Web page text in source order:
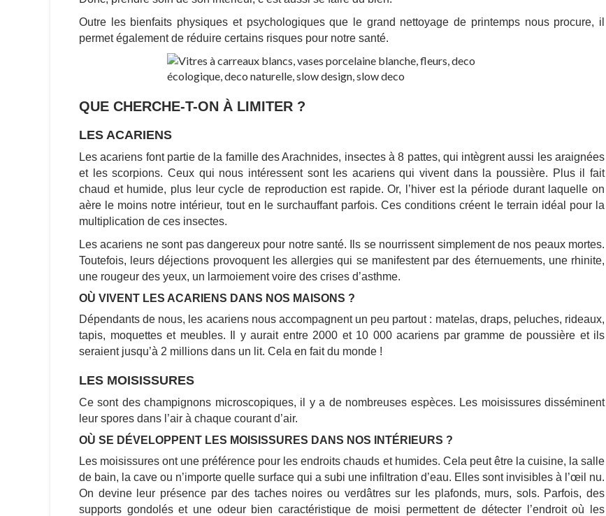
Outre les bienfaits physiques et psychologiques que le grand nettoyage de printemps nous procure, il
permet également de réduire certains risques pour notre santé.
QUE CHERCHE-T-ON À LIMITER ?
LES ACARIENS
Les acariens font partie de la famille des Arachnides, insectes à 8 pattes, qui intègrent aussi les araignées
et les scorpions. Ceux qui nous intéressent sont les acariens qui vivent dans la poussière. Plus il fait
chaud et humide, plus leur cycle de reproduction est rapide. Or, l’hiver est la période durant laquelle on
aère le moins notre intérieur, tout en le surchauffant parfois. Ces conditions créent le terrain idéal pour la
multiplication de ces insectes.
Les acariens ne sont pas dangereux pour notre santé. Ils se nourrissent simplement de nos peaux mortes.
Toutefois, leurs déjections provoquent les allergies qui se manifestent par des éternuements, une rhinite,
une rougeur des yeux, un larmoiement voire des crises d’asthme.
OÙ VIVENT LES ACARIENS DANS NOS MAISONS ?
Dépendants de nous, les acariens nous accompagnent un peu partout : matelas, draps, peluches, rideaux,
tapis, moquettes et meubles. Il y aurait entre 2000 et 10 000 acariens par gramme de poussière et ils
seraient jusqu’à 2 millions dans un lit. Cela en fait du monde !
LES MOISISSURES
Ce sont des champignons microscopiques, il y a de nombreuses espèces. Les moisissures disséminent
leur spores dans l’air à chaque courant d’air.
OÙ SE DÉVELOPPENT LES MOISISSURES DANS NOS INTÉRIEURS ?
Les moisissures ont une préférence pour les endroits chauds et humides. Cela peut être la cuisine, la salle
de bain, la cave ou n’importe quelle surface qui a subi une infiltration d’eau. Elles sont invisibles à l’œil nu.
On devine leur présence par des taches noires ou verdâtres sur les plafonds, murs, sols. Parfois, des
supports gondolés et une odeur bien caractéristique de moisi permettent de détecter l’endroit où les